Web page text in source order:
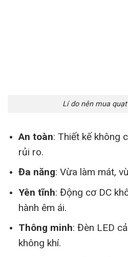
Lí do nên mua
An toàn: Thiết kế không
rủi ro.
Đa năng: Vừa làm mát,
Yên tĩnh: Động cơ DC
hành êm ái.
Thông minh: Đèn LED
không khí.